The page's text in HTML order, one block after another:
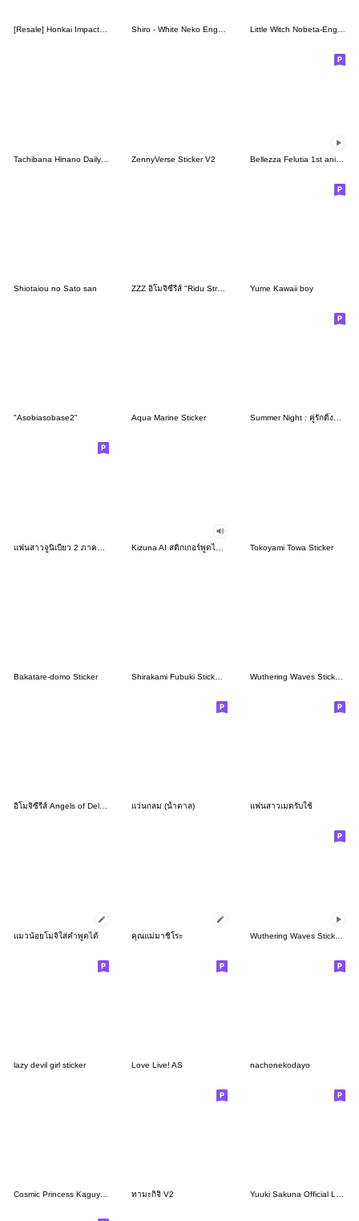
[Resale] Honkai Impact 3 Sticker Vol.3 Shiro - White Neko English 2 Little Witch Nobeta-English
ZennyVerse Sticker V2 Bellezza Felutia 1st animation sticker
Shiotaiou no Sato san ZZZ อิโมจิซีรีส์ "Ridu Stroll" เซ็ตที่ 7 Yume Kawaii boy
"Asobiasobase2" Aqua Marine Sticker Summer Night : คู่รักติ๊งต๊อง
Tokoyami Towa Sticker
Bakatare-domo Sticker Wuthering Waves Stickers: Daily Ver.
อิโมจิซีรีส์ Angels of Delusion เซ็ตที่2 แว่นกลม (น้ำตาล) แฟนสาวเมดรับใช้
แมวน้อยโมจิใส่คำพูดได้ คุณแม่มาชิโระ Wuthering Waves Sticker Set Vol.11
lazy devil girl sticker Love Live! AS nachonekodayo
Cosmic Princess Kaguya! Vol.2 ทามะกิจิ V2 Yuuki Sakuna Official LINE Stickers